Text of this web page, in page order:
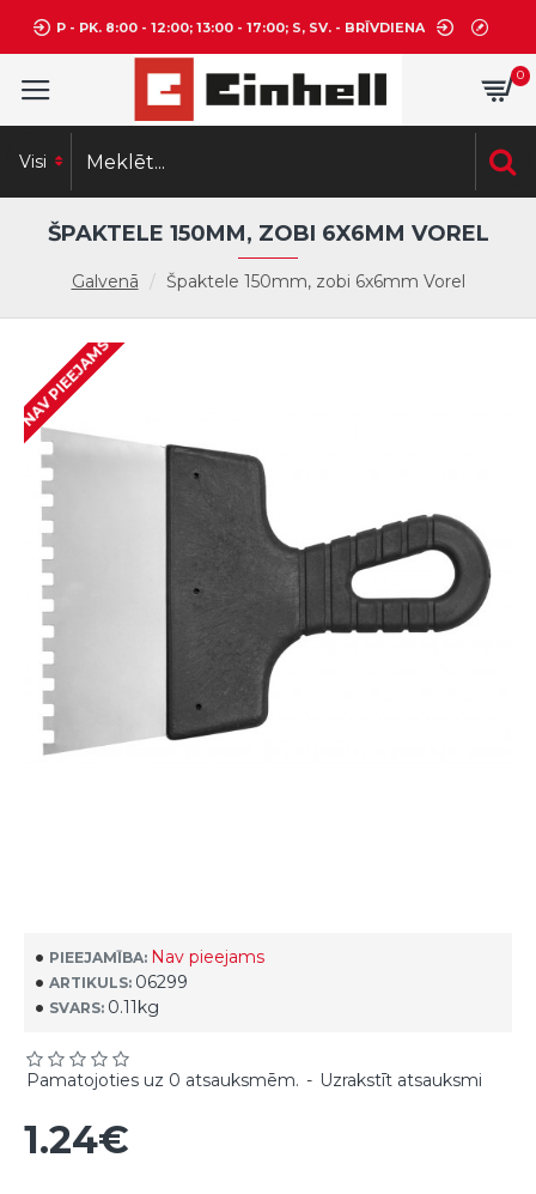
P - PK. 8:00 - 12:00; 13:00 - 17:00; S, SV. - BRĪVDIENA
0
Visi
Galvenā Špaktele 150mm, zobi 6x6mm Vorel
ŠPAKTELE 150MM, ZOBI 6X6MM VOREL
NAV PIEEJAMS
PIEEJAMĪBA: Nav pieejams
ARTIKULS: 06299
SVARS: 0.11kg
Pamatojoties uz 0 atsauksmēm. - Uzrakstīt atsauksmi
1.24€